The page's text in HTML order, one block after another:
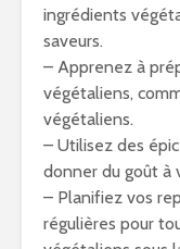
ingrédients
saveurs.
– Apprenez à
végétaliens,
végétaliens.
– Utilisez des
donner du goût à
– Planifiez vos
régulières pour